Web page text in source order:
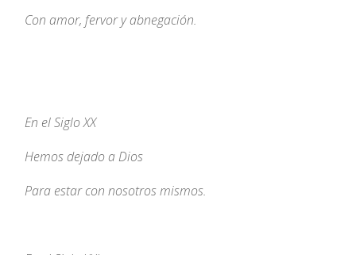
Con amor, fervor y abnegación.
En el Siglo XX
Hemos dejado a Dios
Para estar con nosotros mismos.